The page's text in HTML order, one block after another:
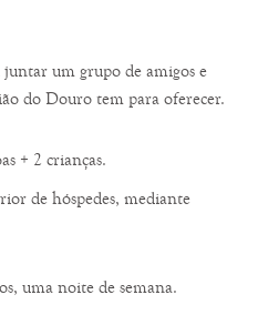
um grupo de amigos e
do Douro tem para oferecer.
+ 2 crianças.
de hóspedes, mediante
uma noite de semana.